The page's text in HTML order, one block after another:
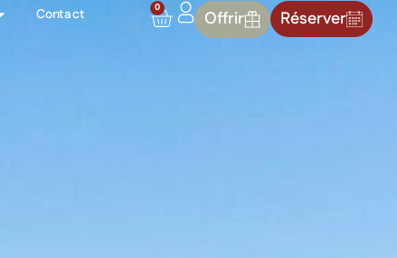
Contact 0 Offrir Réserver